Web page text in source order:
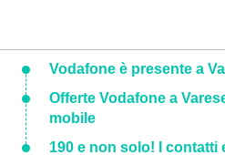
Vodafone è presente a
Offerte Vodafone a
mobile
190 e non solo! I contatti